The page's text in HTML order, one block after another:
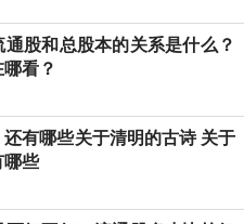
股和总股本的关系是什么？
看？
有哪些关于清明的古诗 关于
哪些